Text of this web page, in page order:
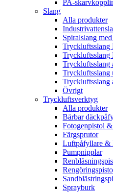
PA-
Slang
Alla produkter
Spiralslang
Tryckluftsslang
Tryckluftsslang
Tryckluftsslang
Tryckluftsslang
Tryckluftsslang
Övrigt
Tryckluftsverktyg
Alla produkter
Bärbar
Fotogenpistol
Färgsprutor
Luftpåfyllare &
Pumpnipplar
Sprayburk